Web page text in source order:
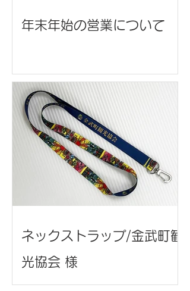
年末年始の営業について
ネックストラップ/金武町観
光協会 様